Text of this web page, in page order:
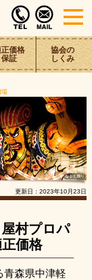
価格
保証
協会の
しくみ
場
更新日： 2023年10月23日
屋村プロパ
価格
青森県中津軽